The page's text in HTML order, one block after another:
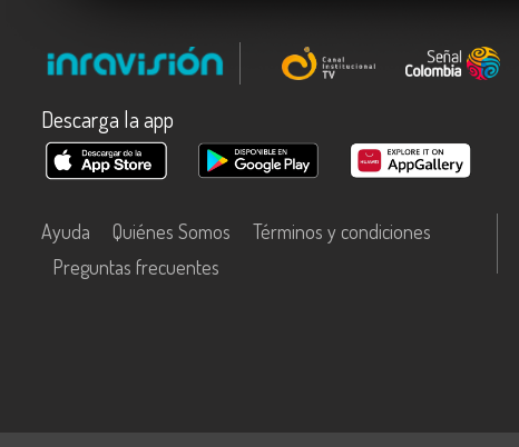
Descarga la app
Ayuda Quiénes Somos
Términos y condiciones
Preguntas frecuentes